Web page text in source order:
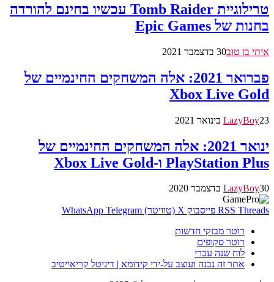
טרילוגיית Tomb Raider עכשיו בחינם להורדה
בחנות של Epic Games
איתי בן טוב30 בדצמבר 2021
פברואר 2021: אלה המשחקים החינמיים של
Xbox Live Gold
LazyBoy23 בינואר 2021
ינואר 2021: אלה המשחקים החינמיים של
PlayStation Plus ו-Xbox Live Gold
LazyBoy30 בדצמבר 2020
RSS Threads פייסבוק X (טוויטר) WhatsApp Telegram
רוטר מבזקי חדשות
רוטר סקופים
לוח שנה עברי
אתר זה נבנה ועוצב על-ידי קידומא | דיגיטל קריאייטיב